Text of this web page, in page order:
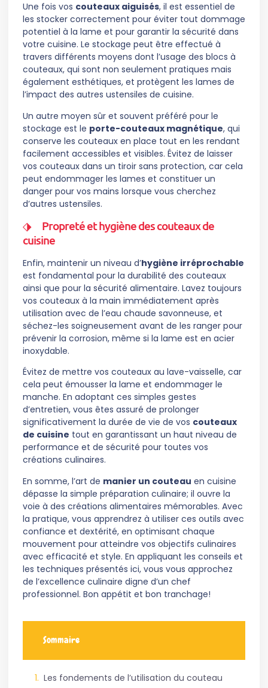
Une fois vos couteaux aiguisés, il est essentiel de
les stocker correctement pour éviter tout dommage
potentiel à la lame et pour garantir la sécurité dans
votre cuisine. Le stockage peut être effectué à
travers différents moyens dont l’usage des blocs à
couteaux, qui sont non seulement pratiques mais
également esthétiques, et protègent les lames de
l’impact des autres ustensiles de cuisine.
Un autre moyen sûr et souvent préféré pour le
stockage est le porte-couteaux magnétique, qui
conserve les couteaux en place tout en les rendant
facilement accessibles et visibles. Évitez de laisser
vos couteaux dans un tiroir sans protection, car cela
peut endommager les lames et constituer un
danger pour vos mains lorsque vous cherchez
d’autres ustensiles.
Propreté et hygiène des couteaux de
cuisine
Enfin, maintenir un niveau d’hygiène irréprochable
est fondamental pour la durabilité des couteaux
ainsi que pour la sécurité alimentaire. Lavez toujours
vos couteaux à la main immédiatement après
utilisation avec de l’eau chaude savonneuse, et
séchez-les soigneusement avant de les ranger pour
prévenir la corrosion, même si la lame est en acier
inoxydable.
Évitez de mettre vos couteaux au lave-vaisselle, car
cela peut émousser la lame et endommager le
manche. En adoptant ces simples gestes
d’entretien, vous êtes assuré de prolonger
significativement la durée de vie de vos couteaux
de cuisine tout en garantissant un haut niveau de
performance et de sécurité pour toutes vos
créations culinaires.
En somme, l’art de manier un couteau en cuisine
dépasse la simple préparation culinaire; il ouvre la
voie à des créations alimentaires mémorables. Avec
la pratique, vous apprendrez à utiliser ces outils avec
confiance et dextérité, en optimisant chaque
mouvement pour atteindre vos objectifs culinaires
avec efficacité et style. En appliquant les conseils et
les techniques présentés ici, vous vous approchez
de l’excellence culinaire digne d’un chef
professionnel. Bon appétit et bon tranchage!
Sommaire
Les fondements de l’utilisation du couteau